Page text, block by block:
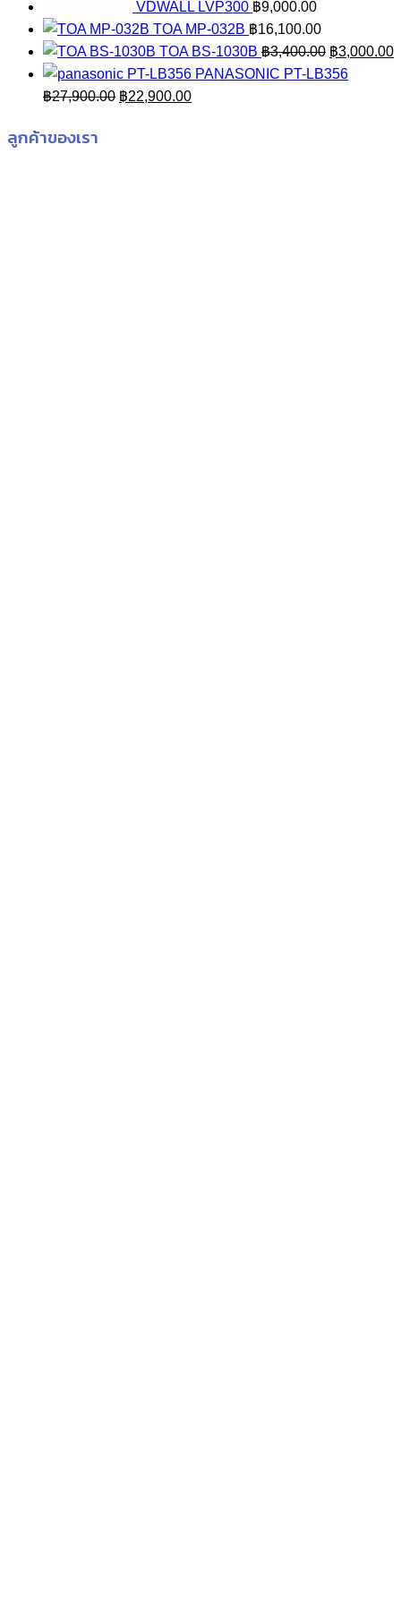
VDWALL LVP300 ฿9,000.00
TOA MP-032B ฿16,100.00
TOA BS-1030B ฿3,400.00 Original
price
฿3,000.00
PANASONIC PT-LB356
฿27,900.00 Original
฿22,900.00Current
ลูกค้าของเรา